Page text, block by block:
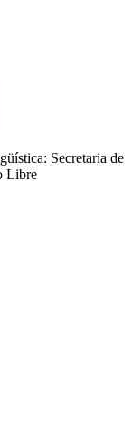
Secretaria de
Libre